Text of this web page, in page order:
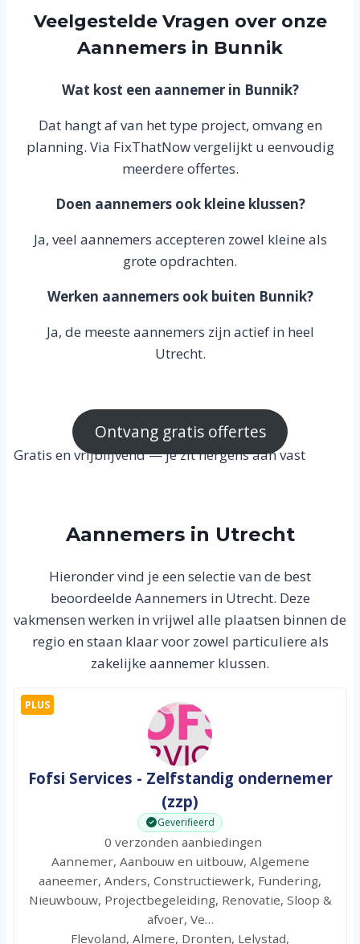
Veelgestelde Vragen over onze
Aannemers in Bunnik
Wat kost een aannemer in Bunnik?
Dat hangt af van het type project, omvang en
planning. Via FixThatNow vergelijkt u eenvoudig
meerdere offertes.
Doen aannemers ook kleine klussen?
Ja, veel aannemers accepteren zowel kleine als
grote opdrachten.
Werken aannemers ook buiten Bunnik?
Ja, de meeste aannemers zijn actief in heel
Utrecht.
Ontvang gratis offertes
Gratis en vrijblijvend — je zit nergens aan vast
Aannemers in Utrecht
Hieronder vind je een selectie van de best
beoordeelde Aannemers in Utrecht. Deze
vakmensen werken in vrijwel alle plaatsen binnen de
regio en staan klaar voor zowel particuliere als
zakelijke aannemer klussen.
PLUS
Fofsi Services - Zelfstandig ondernemer
(zzp)
Geverifieerd
0 verzonden aanbiedingen
Aannemer, Aanbouw en uitbouw, Algemene
aaneemer, Anders, Constructiewerk, Fundering,
Nieuwbouw, Projectbegeleiding, Renovatie, Sloop &
afvoer, Ve…
Flevoland, Almere, Dronten, Lelystad,